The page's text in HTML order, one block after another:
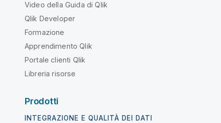
Video della Guida di Qlik
Qlik Developer
Formazione
Apprendimento Qlik
Portale clienti Qlik
Libreria risorse
Prodotti
INTEGRAZIONE E QUALITÀ DEI DATI